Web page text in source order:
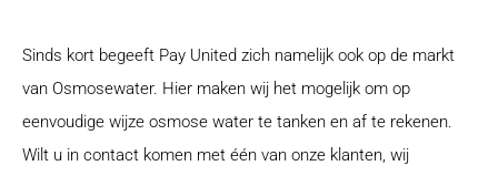
Sinds kort begeeft Pay United zich namelijk ook op de markt
van Osmosewater. Hier maken wij het mogelijk om op
eenvoudige wijze osmose water te tanken en af te rekenen.
Wilt u in contact komen met één van onze klanten, wij